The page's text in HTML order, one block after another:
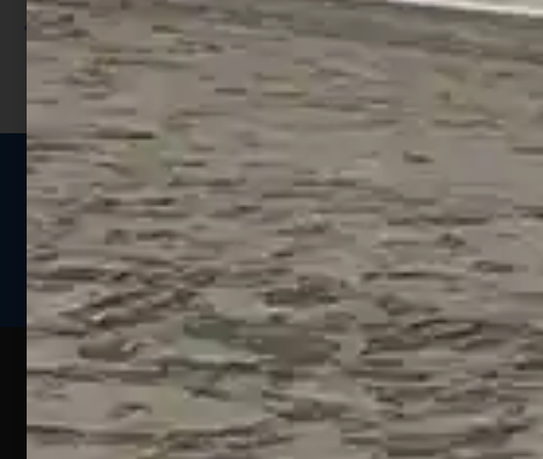
I punti sono indicati nella pagina
prodotto;
Seguici sui social
Web
Pesca
Un portale
Esperienze
Guide
sulla
Assistenza
Clienti
Contatti
Assistenza
Ecommerce